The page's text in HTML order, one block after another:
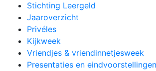
Stichting Leergeld
Jaaroverzicht
Privéles
Kijkweek
Vriendjes & vriendinnetjesweek
Presentaties en eindvoorstellingen